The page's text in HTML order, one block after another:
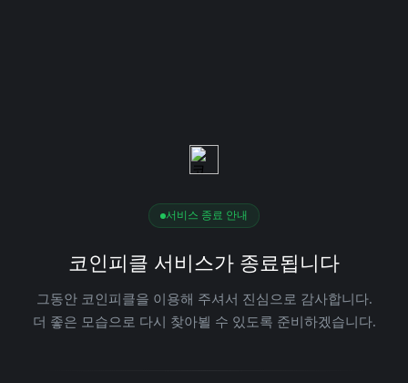
서비스 종료 안내
코인피클 서비스가 종료됩니다
그동안 코인피클을 이용해 주셔서 진심으로 감사합니다.
더 좋은 모습으로 다시 찾아뵐 수 있도록 준비하겠습니다.